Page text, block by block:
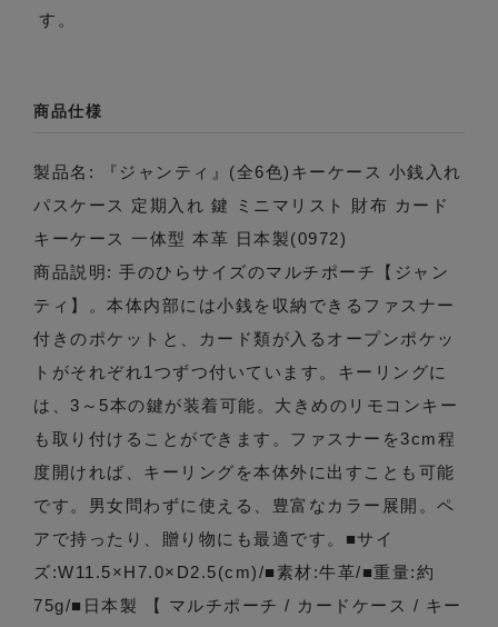
す。
商品仕様
製品名: 『ジャンティ』(全6色)キーケース 小銭入れ
パスケース 定期入れ 鍵 ミニマリスト 財布 カード
キーケース 一体型 本革 日本製(0972)
商品説明: 手のひらサイズのマルチポーチ【ジャン
ティ】。本体内部には小銭を収納できるファスナー
付きのポケットと、カード類が入るオープンポケッ
トがそれぞれ1つずつ付いています。キーリングに
は、3～5本の鍵が装着可能。大きめのリモコンキー
も取り付けることができます。ファスナーを3cm程
度開ければ、キーリングを本体外に出すことも可能
です。男女問わずに使える、豊富なカラー展開。ペ
アで持ったり、贈り物にも最適です。■サイ
ズ:W11.5×H7.0×D2.5(cm)/■素材:牛革/■重量:約
75g/■日本製 【 マルチポーチ / カードケース / キー